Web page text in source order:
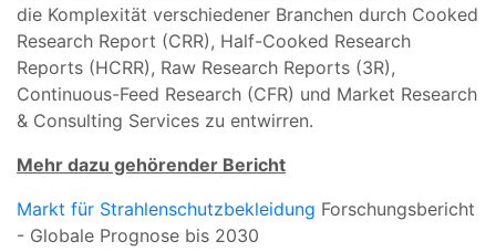
die Komplexität verschiedener Branchen durch Cooked
Research Report (CRR), Half-Cooked Research
Reports (HCRR), Raw Research Reports (3R),
Continuous-Feed Research (CFR) und Market Research
& Consulting Services zu entwirren.
Mehr dazu gehörender Bericht
Markt für Strahlenschutzbekleidung Forschungsbericht
- Globale Prognose bis 2030